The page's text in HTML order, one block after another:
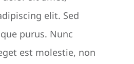
elit. Sed
purus. Nunc
est molestie, non